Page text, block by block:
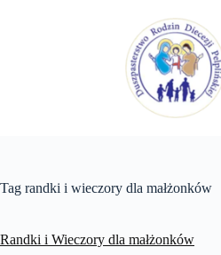
Tag randki i wieczory dla małżonków
Randki i Wieczory dla małżonków